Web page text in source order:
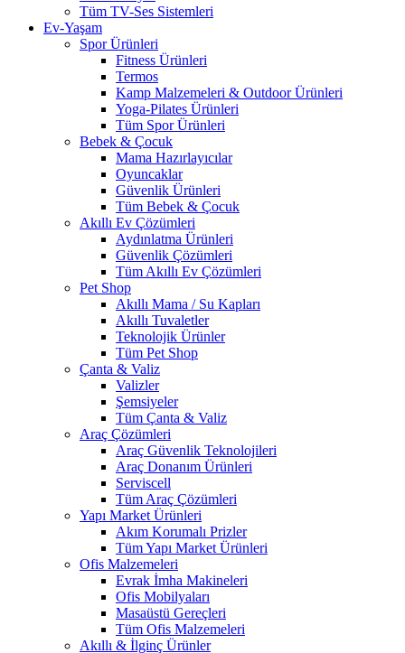
Tüm TV-Ses Sistemleri
Ev-Yaşam
Spor Ürünleri
Fitness Ürünleri
Termos
Kamp Malzemeleri & Outdoor Ürünleri
Yoga-Pilates Ürünleri
Tüm Spor Ürünleri
Bebek & Çocuk
Mama Hazırlayıcılar
Oyuncaklar
Güvenlik Ürünleri
Tüm Bebek & Çocuk
Akıllı Ev Çözümleri
Aydınlatma Ürünleri
Güvenlik Çözümleri
Tüm Akıllı Ev Çözümleri
Pet Shop
Akıllı Mama / Su Kapları
Akıllı Tuvaletler
Teknolojik Ürünler
Tüm Pet Shop
Çanta & Valiz
Valizler
Şemsiyeler
Tüm Çanta & Valiz
Araç Çözümleri
Araç Güvenlik Teknolojileri
Araç Donanım Ürünleri
Serviscell
Tüm Araç Çözümleri
Yapı Market Ürünleri
Akım Korumalı Prizler
Tüm Yapı Market Ürünleri
Ofis Malzemeleri
Evrak İmha Makineleri
Ofis Mobilyaları
Masaüstü Gereçleri
Tüm Ofis Malzemeleri
Akıllı & İlginç Ürünler